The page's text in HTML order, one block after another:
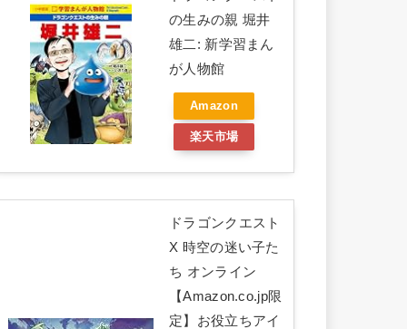
の生みの親 堀井
雄二: 新学習まん
が人物館
Amazon
楽天市場
ドラゴンクエスト
X 時空の迷い子た
ち オンライン
【Amazon.co.jp限
定】お役立ちアイ